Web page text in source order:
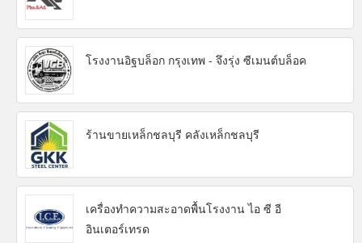
โรงงานอิฐบล็อก กรุงเทพ - จึงรุ่ง ซีเมนต์บล็อค
ร้านขายเหล็กชลบุรี คลังเหล็กชลบุรี
เครื่องทำความสะอาดพื้นโรงงาน ไอ ซี อี
อินเตอร์เทรด